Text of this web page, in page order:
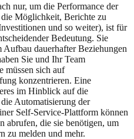
nur, um die Performance der
Möglichkeit, Berichte zu
und so weiter), ist für
Bedeutung. Sie
dauerhafter Beziehungen
Sie und Ihr Team
müssen sich auf
konzentrieren. Eine
im Hinblick auf die
Automatisierung der
Self-Service-Plattform können
abrufen, die sie benötigen, um
zu melden und mehr.